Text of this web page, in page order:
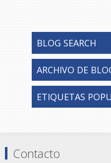
BLOG SEARCH
ARCHIVO DE
ETIQUETAS
Contacto